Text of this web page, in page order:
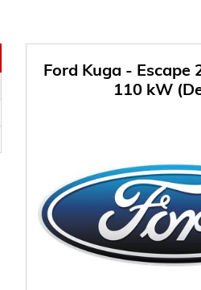
Ford Kuga - Escape
110 kW